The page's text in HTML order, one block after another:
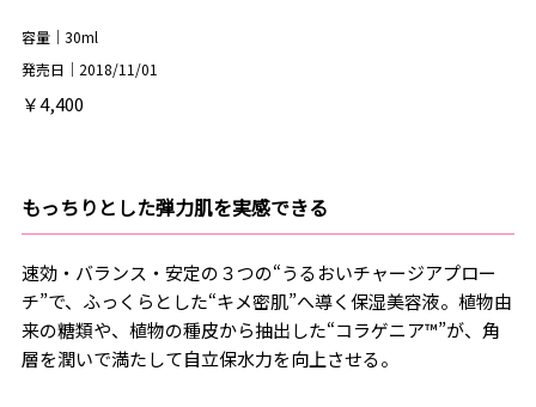
容量｜30ml
発売日｜2018/11/01
￥4,400
もっちりとした弾力肌を実感できる
速効・バランス・安定の３つの“うるおいチャージアプロー
チ”で、ふっくらとした“キメ密肌”へ導く保湿美容液。植物由
来の糖類や、植物の種皮から抽出した“コラゲニア™”が、角
層を潤いで満たして自立保水力を向上させる。